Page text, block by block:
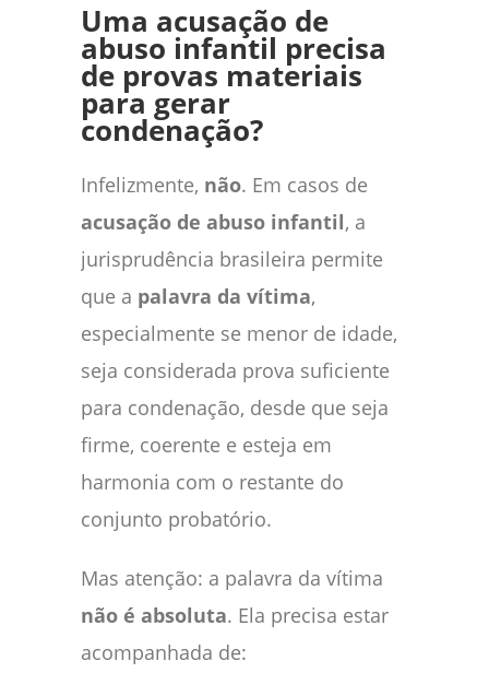
Uma acusação de
abuso infantil precisa
de provas materiais
para gerar
condenação?
Infelizmente, não. Em casos de
acusação de abuso infantil, a
jurisprudência brasileira permite
que a palavra da vítima,
especialmente se menor de idade,
seja considerada prova suficiente
para condenação, desde que seja
firme, coerente e esteja em
harmonia com o restante do
conjunto probatório.
Mas atenção: a palavra da vítima
não é absoluta. Ela precisa estar
acompanhada de: